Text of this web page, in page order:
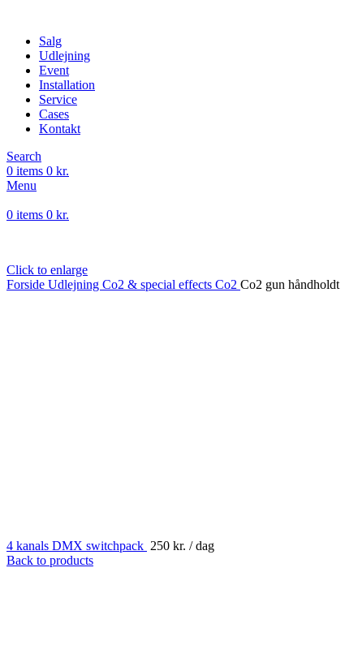
Salg
Udlejning
Event
Installation
Service
Cases
Kontakt
Search
0 items 0 kr.
Menu
0 items 0 kr.
Click to enlarge
Forside Udlejning Co2 & special effects Co2 Co2 gun håndholdt
4 kanals DMX switchpack 250 kr. / dag
Back to products